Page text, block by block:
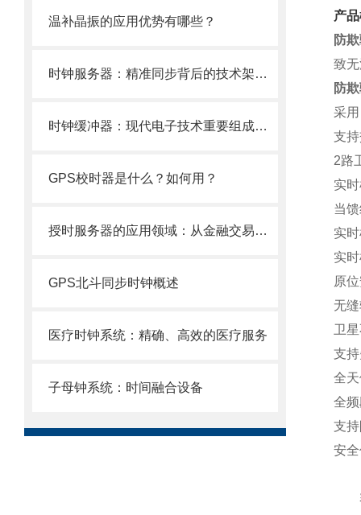
温补晶振的应用优势有哪些？
时钟服务器：精准同步背后的技术架构与行业价值
时钟缓冲器：现代电子技术重要组成部分
GPS校时器是什么？如何用？
授时服务器的应用领域：从金融交易到智能制造的关键技术
GPS北斗同步时钟概述
医疗时钟系统：精确、高效的医疗服务
子母钟系统：时间融合设备
产
防
致
防
采
支
2路
实
当
实
实
原
无
卫
支
全
全
支
安